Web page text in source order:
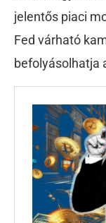
jelentős piaci
Fed várható
befolyásolhatja